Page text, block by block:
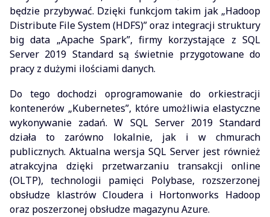
będzie przybywać. Dzięki funkcjom takim jak „Hadoop
Distribute File System (HDFS)” oraz integracji struktury
big data „Apache Spark”, firmy korzystające z SQL
Server 2019 Standard są świetnie przygotowane do
pracy z dużymi ilościami danych.
Do tego dochodzi oprogramowanie do orkiestracji
kontenerów „Kubernetes”, które umożliwia elastyczne
wykonywanie zadań. W SQL Server 2019 Standard
działa to zarówno lokalnie, jak i w chmurach
publicznych. Aktualna wersja SQL Server jest również
atrakcyjna dzięki przetwarzaniu transakcji online
(OLTP), technologii pamięci Polybase, rozszerzonej
obsłudze klastrów Cloudera i Hortonworks Hadoop
oraz poszerzonej obsłudze magazynu Azure.